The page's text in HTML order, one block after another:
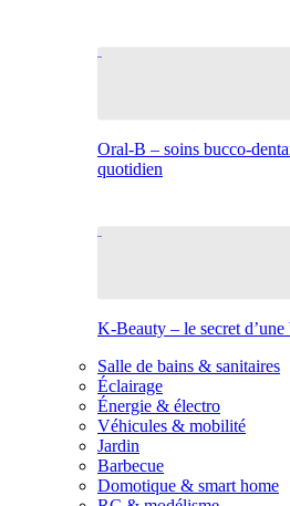
Oral-B – soins bucco-
quotidien
K-Beauty – le secret d’une
Salle de bains & sanitaires
Éclairage
Énergie & électro
Véhicules & mobilité
Jardin
Barbecue
Domotique & smart home